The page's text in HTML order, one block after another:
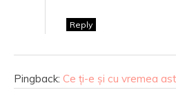
Reply
Pingback: Ce ți-e și cu vremea